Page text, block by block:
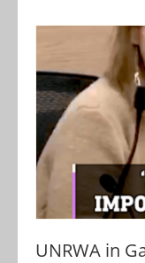
UNRWA in